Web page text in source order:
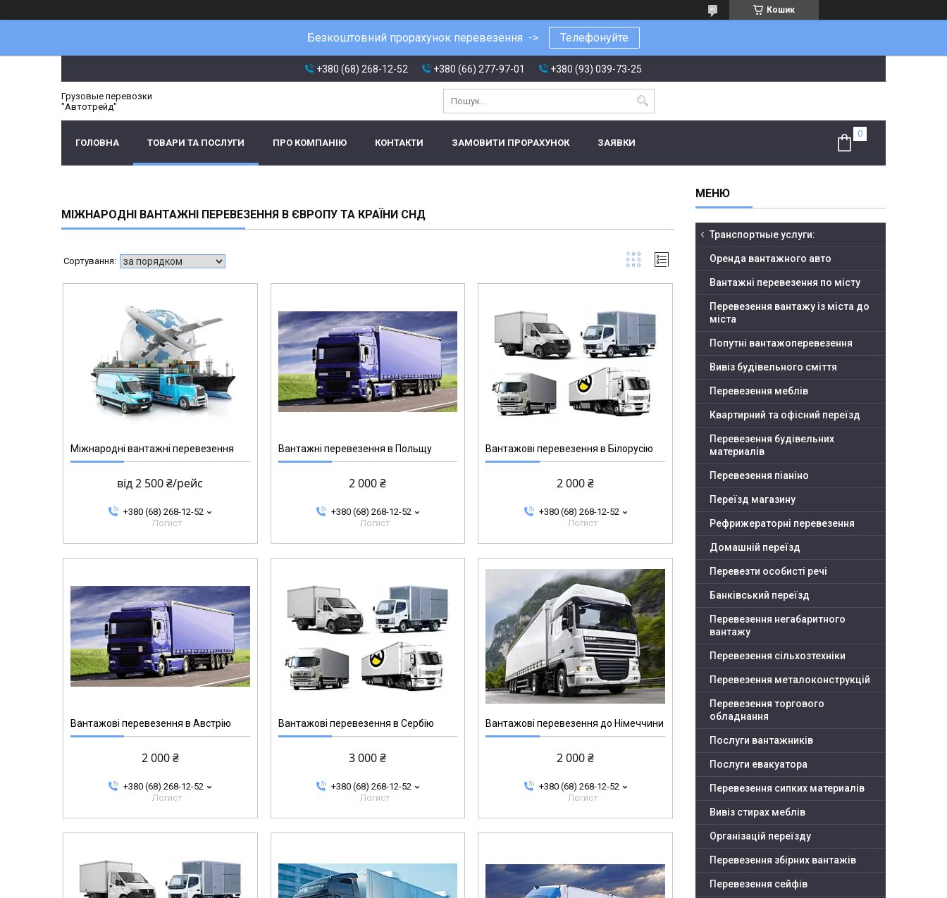
Кошик
Безкоштовний прорахунок перевезення -> Телефонуйте
+380 (68) 268-12-52 +380 (66) 277-97-01 +380 (93) 039-73-25
Грузовые перевозки
"Автотрейд"
ГОЛОВНА ТОВАРИ ТА ПОСЛУГИ ПРО КОМПАНІЮ КОНТАКТИ ЗАМОВИТИ ПРОРАХУНОК ЗАЯВКИ
МІЖНАРОДНІ ВАНТАЖНІ ПЕРЕВЕЗЕННЯ В ЄВРОПУ ТА КРАЇНИ СНД
Міжнародні вантажні перевезення
від 2 500 ₴/рейс
+380 (68) 268-12-52
Логист
Вантажні перевезення в Польщу
2 000 ₴
+380 (68) 268-12-52
Логист
Вантажові перевезення в Білорусію
2 000 ₴
+380 (68) 268-12-52
Логист
Вантажові перевезення в Австрію
2 000 ₴
+380 (68) 268-12-52
Логист
Вантажові перевезення в Сербію
3 000 ₴
+380 (68) 268-12-52
Логист
Вантажові перевезення до Німеччини
2 000 ₴
+380 (68) 268-12-52
Логист
Транспортные услуги:
Оренда вантажного авто
Вантажні перевезення по місту
Перевезення вантажу із міста до
міста
Попутні вантажоперевезення
Вивіз будівельного сміття
Перевезення меблів
Квартирний та офісний переїзд
Перевезення будівельних
материалів
Перевезення піаніно
Переїзд магазину
Рефрижераторні перевезення
Домашній переїзд
Перевезти особисті речі
Банківський переїзд
Перевезення негабаритного
вантажу
Перевезення сільхозтехніки
Перевезення металоконструкцій
Перевезення торгового
обладнання
Послуги вантажників
Послуги евакуатора
Перевезення сипких материалів
Вивіз стирах меблів
Організацій переїзду
Перевезення збірних вантажів
Перевезення сейфів